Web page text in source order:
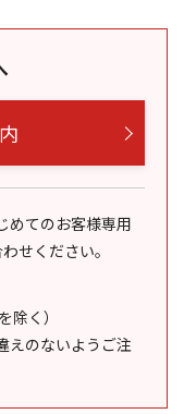
めてのお客様専用
せください。
く）
えのないようご注